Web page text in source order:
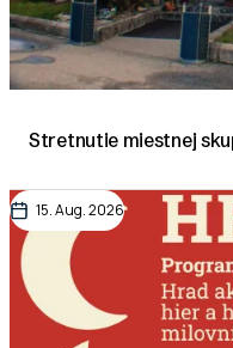
Stretnutie miestnej
15. Aug. 2026